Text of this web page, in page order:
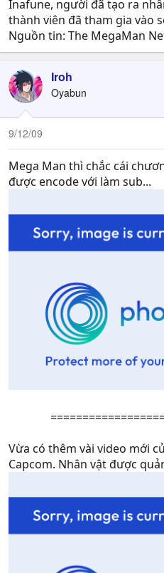
As it says, details are
keep you updated here. The
have to be up at midnight to
On the bright side, since
the 17th, it means they’ll be
most timely manner.
Inafune, người đã tạo ra
thành viên đã tham gia vào
Nguồn tin: The MegaMan
Iroh
Oyabun
9/12/09
Mega Man thì chắc cái
được encode với làm sub...
Vừa có thêm vài video mới
Capcom. Nhân vật được